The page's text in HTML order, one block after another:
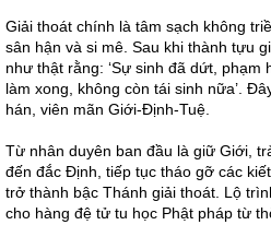
Giải thoát chính là tâm sạch không
sân hận và si mê. Sau khi thành tựu
như thật rằng: ‘Sự sinh đã dứt, phạm
làm xong, không còn tái sinh nữa’.
hán, viên mãn Giới-Định-Tuệ.
Từ nhân duyên ban đầu là giữ Giới,
đến đắc Định, tiếp tục tháo gỡ các
trở thành bậc Thánh giải thoát. Lộ
cho hàng đệ tử tu học Phật pháp từ